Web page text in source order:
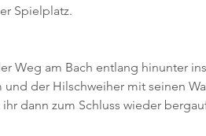
Spielplatz.
Weg am Bach entlang hinunter
und der Hilschweiher mit seinen
dann zum Schluss wieder